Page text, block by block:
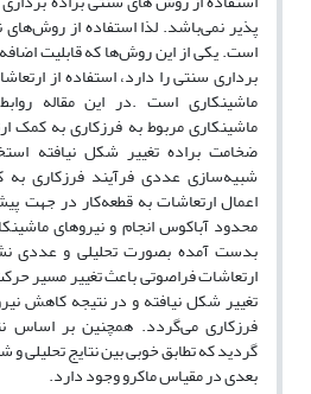
پذیر نمی‌باشد. لذا استفاده از روش‌های
است. یکی از این روش‌ها که قابلیت
برداری سنتی را دارد، استفاده از
ماشینکاری است .در این مقاله
ماشینکاری مربوط به فرزکاری به کمک
ضخامت براده تغییر شکل نیافته
شبیه‌سازی عددی فرآیند فرزکاری به
اعمال ارتعاشات به قطعه‌کار در جهت
محدود آباکوس انجام و نیروهای
بدست آمده بصورت تحلیلی و عددی
ارتعاشات فراصوتی باعث تغییر مسیر
تغییر شکل نیافته و در نتیجه کاهش
فرزکاری می‌گردد. همچنین بر اساس
گردید که تطابق خوبی بین نتایج
بعدی در مقیاس ماکرو وجود دارد.